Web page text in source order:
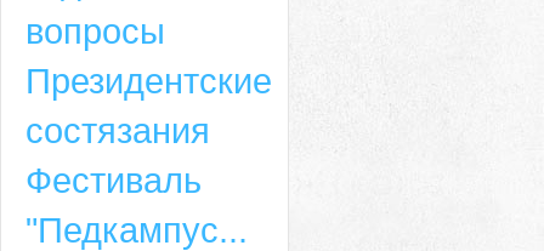
вопросы
Президентские
состязания
Фестиваль
"Педкампус...